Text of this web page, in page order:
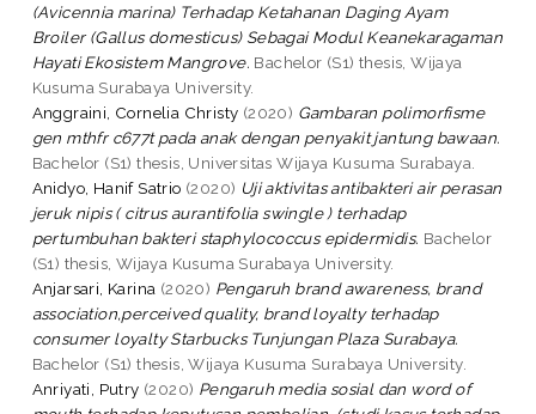
(Avicennia marina) Terhadap Ketahanan Daging Ayam
Broiler (Gallus domesticus) Sebagai Modul Keanekaragaman
Hayati Ekosistem Mangrove. Bachelor (S1) thesis, Wijaya
Kusuma Surabaya University.
Anggraini, Cornelia Christy (2020) Gambaran polimorfisme
gen mthfr c677t pada anak dengan penyakit jantung bawaan.
Bachelor (S1) thesis, Universitas Wijaya Kusuma Surabaya.
Anidyo, Hanif Satrio (2020) Uji aktivitas antibakteri air perasan
jeruk nipis ( citrus aurantifolia swingle ) terhadap
pertumbuhan bakteri staphylococcus epidermidis. Bachelor
(S1) thesis, Wijaya Kusuma Surabaya University.
Anjarsari, Karina (2020) Pengaruh brand awareness, brand
association,perceived quality, brand loyalty terhadap
consumer loyalty Starbucks Tunjungan Plaza Surabaya.
Bachelor (S1) thesis, Wijaya Kusuma Surabaya University.
Anriyati, Putry (2020) Pengaruh media sosial dan word of